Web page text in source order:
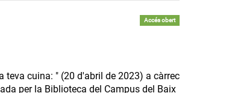
Accés obert
cuina: " (20 d'abril de 2023) a càrrec
per la Biblioteca del Campus del Baix